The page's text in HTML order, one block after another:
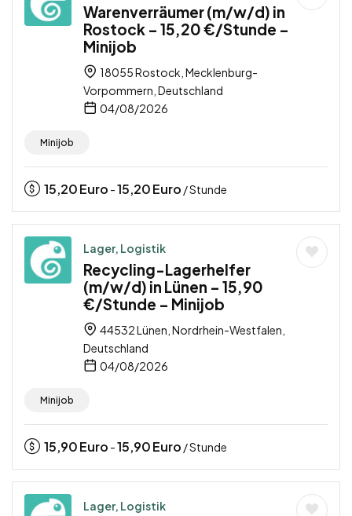
Warenverräumer (m/w/d) in
Rostock – 15,20 €/Stunde –
Minijob
18055 Rostock, Mecklenburg-
Vorpommern, Deutschland
04/08/2026
Minijob
15,20Euro -15,20Euro / Stunde
Lager, Logistik
Recycling-Lagerhelfer
(m/w/d) in Lünen – 15,90
€/Stunde – Minijob
44532 Lünen, Nordrhein-Westfalen,
Deutschland
04/08/2026
Minijob
15,90Euro -15,90Euro / Stunde
Lager, Logistik